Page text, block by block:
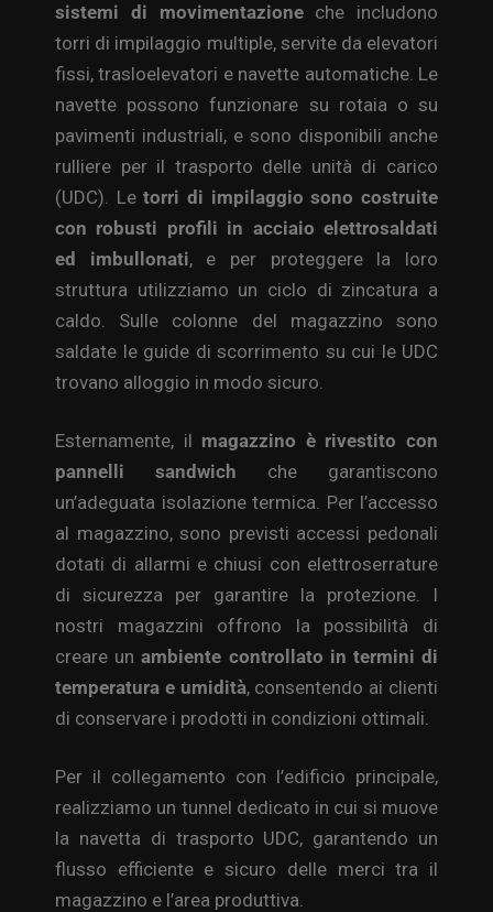
sistemi di movimentazioneche includono
torri di impilaggio multiple, servite da elevatori
fissi, trasloelevatori e navette automatiche. Le
navette possono funzionare su rotaia o su
pavimenti industriali, e sono disponibili anche
rulliere per il trasporto delle unità di carico
(UDC). Letorri di impilaggio sono costruite
con robusti profili in acciaio elettrosaldati
ed imbullonati, e per proteggere la loro
struttura utilizziamo un ciclo di zincatura a
caldo. Sulle colonne del magazzino sono
saldate le guide di scorrimento su cui le UDC
trovano alloggio in modo sicuro.
Esternamente, il magazzino è rivestito con
pannelli sandwich che garantiscono
un’adeguata isolazione termica. Per l’accesso
al magazzino, sono previsti accessi pedonali
dotati di allarmi e chiusi con elettroserrature
di sicurezza per garantire la protezione. I
nostri magazzini offrono la possibilità di
creare unambiente controllato in termini di
temperatura e umidità, consentendo ai clienti
di conservare i prodotti in condizioni ottimali.
Per il collegamento con l’edificio principale,
realizziamo un tunnel dedicato in cui si muove
la navetta di trasporto UDC, garantendo un
flusso efficiente e sicuro delle merci tra il
magazzino e l’area produttiva.